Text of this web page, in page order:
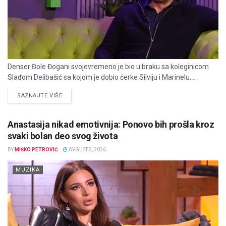
Denser Đole Đogani svojevremeno je bio u braku sa koleginicom
Slađom Delibašić sa kojom je dobio ćerke Silviju i Marinelu....
SAZNAJTE VIŠEDETAILS
Anastasija nikad emotivnija: Ponovo bih prošla kroz
svaki bolan deo svog života
BY MIŠKO PETROVIĆ AVGUST 3, 2026
MUZIKA